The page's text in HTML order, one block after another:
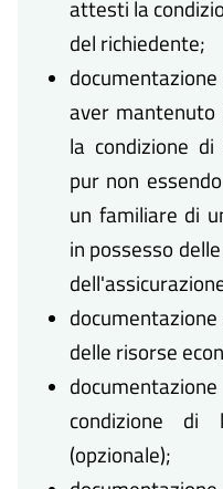
attesti la
del richiedente;
aver
la condizione
pur non
un familiare di
in possesso
delle risorse
condizione di
(opzionale);